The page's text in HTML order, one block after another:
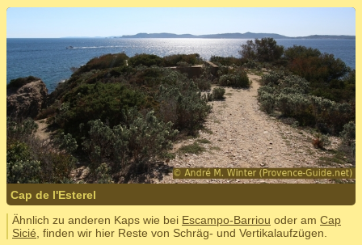
Cap de l'Esterel
Ähnlich zu anderen Kaps wie bei Escampo-Barriou oder am Cap
Sicié , finden wir hier Reste von Schräg- und Vertikalaufzügen.